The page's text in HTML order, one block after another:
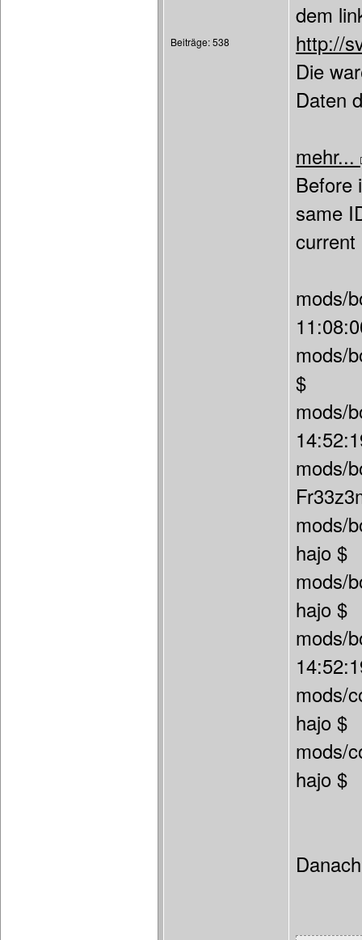
Beiträge: 538
dem
http://
Die
Daten
mehr...
Before
same
current
mods/
mods/
$
mods/
mods/
mods/
hajo $
mods/
hajo $
mods/
mods/
hajo $
mods/
hajo $